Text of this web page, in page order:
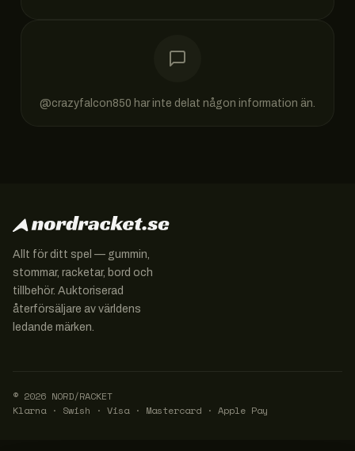
@crazyfalcon850 har inte delat någon information än.
Allt för ditt spel — gummin,
stommar, racketar, bord och
tillbehör. Auktoriserad
återförsäljare av världens
ledande märken.
© 2026 NORD/RACKET
Klarna · Swish · Visa · Mastercard · Apple Pay